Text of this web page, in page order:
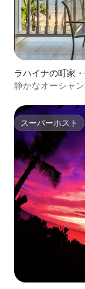
ラハイナの町家
静かなオーシャ
スーパーホスト
スーパーホスト